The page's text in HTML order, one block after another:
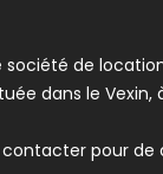
société de
dans le Vexin,
contacter pour de